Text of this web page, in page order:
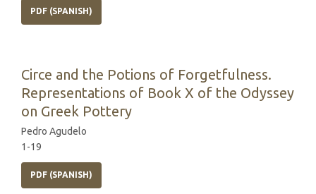
PDF (SPANISH)
Circe and the Potions of Forgetfulness.
Representations of Book X of the Odyssey
on Greek Pottery
Pedro Agudelo
1-19
PDF (SPANISH)